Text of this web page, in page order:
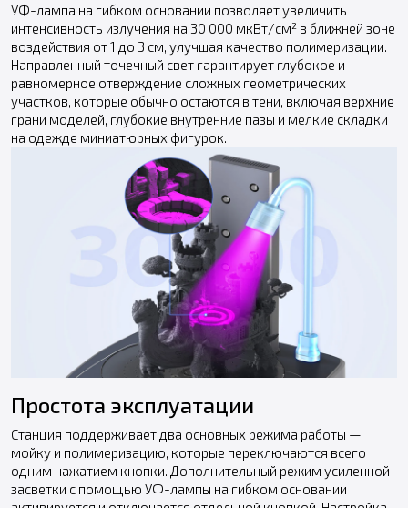
УФ-лампа на гибком основании позволяет увеличить
интенсивность излучения на 30 000 мкВт/см² в ближней зоне
воздействия от 1 до 3 см, улучшая качество полимеризации.
Направленный точечный свет гарантирует глубокое и
равномерное отверждение сложных геометрических
участков, которые обычно остаются в тени, включая верхние
грани моделей, глубокие внутренние пазы и мелкие складки
на одежде миниатюрных фигурок.
Простота эксплуатации
Станция поддерживает два основных режима работы —
мойку и полимеризацию, которые переключаются всего
одним нажатием кнопки. Дополнительный режим усиленной
засветки с помощью УФ-лампы на гибком основании